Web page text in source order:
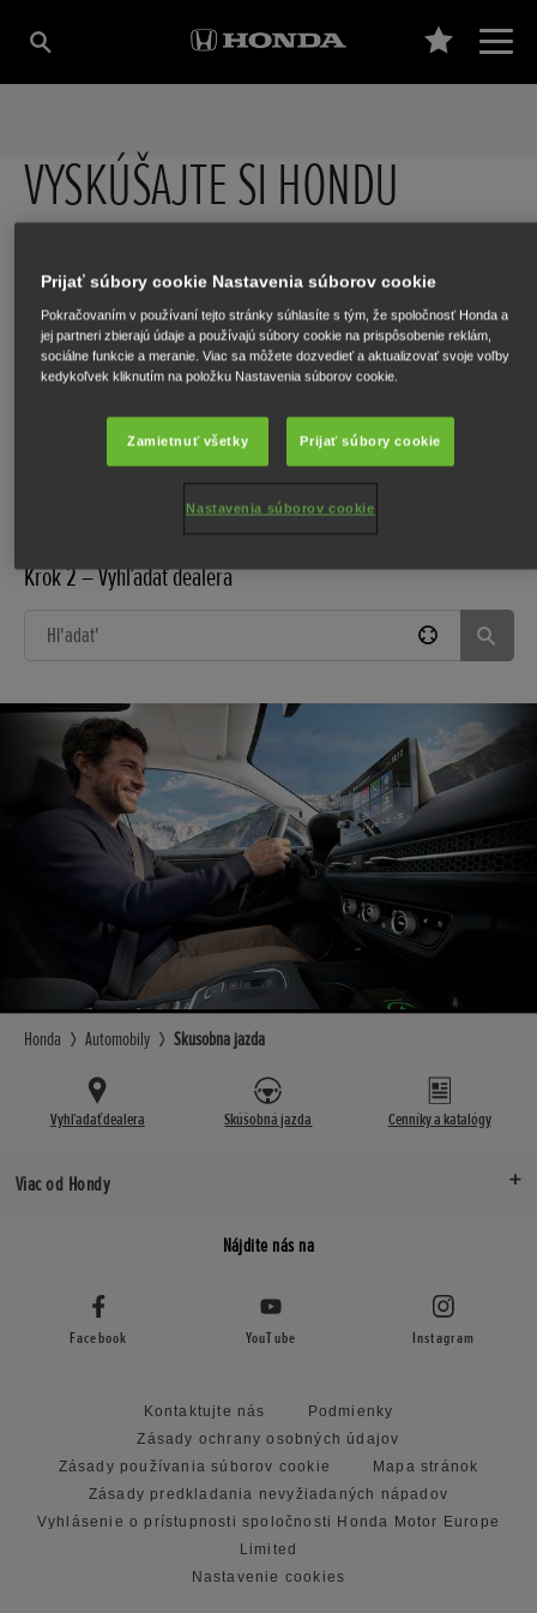
VYSKÚŠAJTE SI HONDU
Obrázky slúžia len na ilustráciu. Zobrazené vozidlá sú zo sortimentu
spoločnosti Honda Europe. Technické údaje, výbava a dostupnosť sa
budú líšiť.
Krok 1 – Vybrať model
Krok 2 – Vyhľadať dealera
Honda Automobily Skusobna jazda
Vyhľadať dealera Skúšobná jazda Cenníky a katalógy
Viac od Hondy
Nájdite nás na
Facebook YouTube Instagram
Kontaktujte nás
Podmienky
Zásady ochrany osobných údajov
Zásady používania súborov cookie
Mapa stránok
Zásady predkladania nevyžiadaných nápadov
Vyhlásenie o prístupnosti spoločnosti Honda Motor Europe
Limited
Nastavenie cookies
Prijať súbory cookie Nastavenia súborov cookie
Pokračovaním v používaní tejto stránky súhlasíte s tým, že spoločnosť Honda a
jej partneri zbierajú údaje a používajú súbory cookie na prispôsobenie reklám,
sociálne funkcie a meranie. Viac sa môžete dozvedieť a aktualizovať svoje voľby
kedykoľvek kliknutím na položku Nastavenia súborov cookie.
Zamietnuť všetky Prijať súbory cookie
Nastavenia súborov cookie